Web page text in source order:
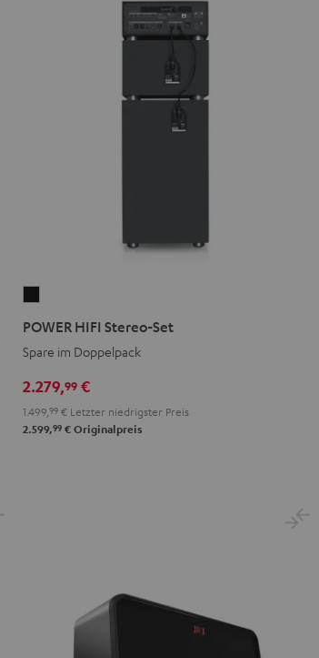
Set
Schwarz
POWER HIFI Stereo-Set
Spare im Doppelpack
2.279,99 €
1.499,99 € Letzter niedrigster Preis
2.599,99 € Originalpreis